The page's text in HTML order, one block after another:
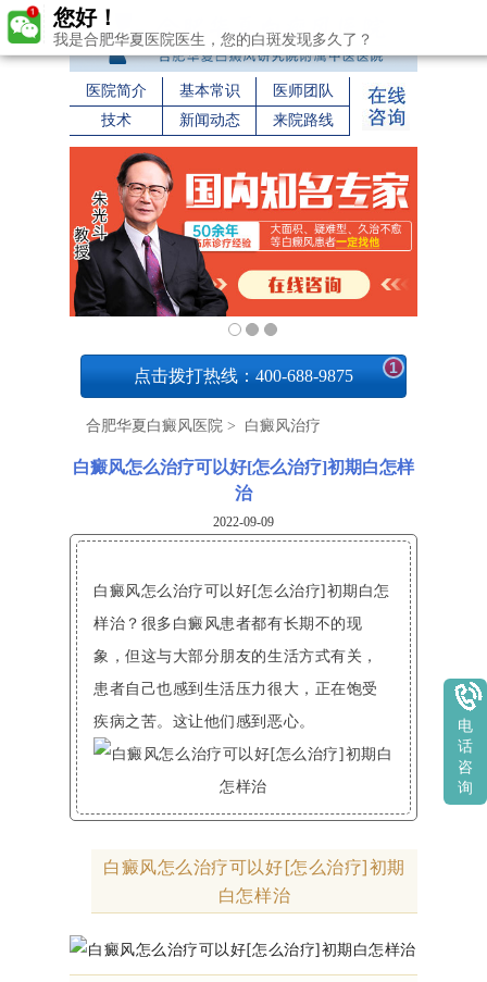
医院简介 基本常识
医师团队
技术
新闻动态 来院路线
点击拨打热线：400-688-9875 1
合肥华夏白癜风医院 > 白癜风治疗
白癜风怎么治疗可以好[怎么治疗]初期白怎样
治
2022-09-09
白癜风怎么治疗可以好[怎么治疗]初期白怎
样治？很多白癜风患者都有长期不的现
象，但这与大部分朋友的生活方式有关，
患者自己也感到生活压力很大，正在饱受
疾病之苦。这让他们感到恶心。
白癜风怎么治疗可以好[怎么治疗]初期
白怎样治
您好！
我是合肥华夏医院医生，您的白斑发现多久了？
电
话
咨
询